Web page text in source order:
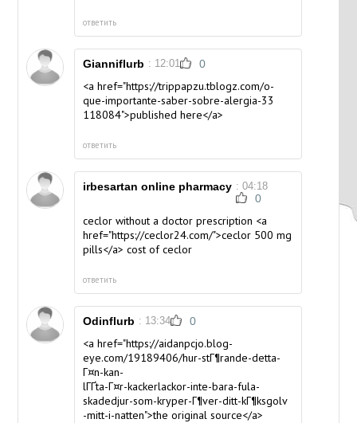
ответить
Gianniflurb : 12:01 0
<a href="https://trippapzu.tblogz.com/o-
que-importante-saber-sobre-alergia-33
118084">published here</a>
ответить
irbesartan online pharmacy : 04:18
0
ceclor without a doctor prescription <a
href="https://ceclor24.com/">ceclor 500 mg
pills</a> cost of ceclor
ответить
Odinflurb : 13:34 0
<a href="https://aidanpcjo.blog-
eye.com/19189406/hur-stГ¶rande-detta-
Г¤n-kan-
lГҐta-Г¤r-kackerlackor-inte-bara-fula-
skadedjur-som-kryper-Г¶ver-ditt-kГ¶ksgolv
-mitt-i-natten">the original source</a>